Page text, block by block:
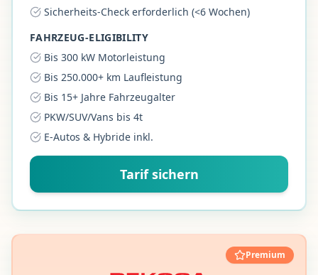
Sicherheits-Check erforderlich (<6 Wochen)
FAHRZEUG-ELIGIBILITY
Bis 300 kW Motorleistung
Bis 250.000+ km Laufleistung
Bis 15+ Jahre Fahrzeugalter
PKW/SUV/Vans bis 4t
E-Autos & Hybride inkl.
Tarif sichern
Premium